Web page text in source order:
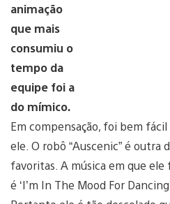
animação
que mais
consumiu o
tempo da
equipe foi a
do mímico.
Em compensação, foi bem
ele. O robô “Auscenic” é outra
favoritas. A música em que ele
é ‘I’m In The Mood For